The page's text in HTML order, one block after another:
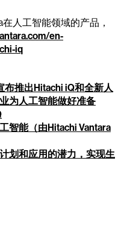
人工智能领域的产品，
en-
iq
布推出Hitachi iQ和全新人
为人工智能做好准备
智能（由Hitachi Vantara
划和应用的潜力，实现生